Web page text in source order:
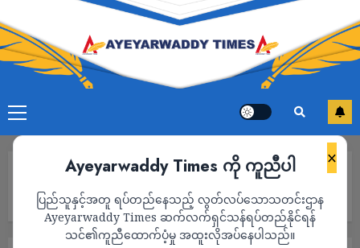
×
Ayeyarwaddy Times ကို ကူညီပါ
ပြည်သူနှင့်အတူ ရပ်တည်နေသည့် လွတ်လပ်သောသတင်းဌာန
Ayeyarwaddy Times ဆက်လက်ရှင်သန်ရပ်တည်နိုင်ရန်
သင်၏ကူညီထောက်ပံ့မှု အထူးလိုအပ်နေပါသည်။
ရေကြောင်းမှသာ အခွန်ပေးဆောင်၍ တင်သွင်းခိုင်းနေ